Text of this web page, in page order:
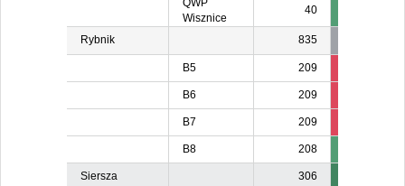
QWP
Wisznice
40
Rybnik 835
B5 209
B6 209
B7 209
B8 208
Siersza 306